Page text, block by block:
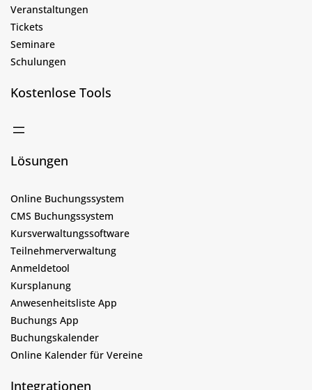
Veranstaltungen
Tickets
Seminare
Schulungen
Kostenlose Tools
Lösungen
Online Buchungssystem
CMS Buchungssystem
Kursverwaltungssoftware
Teilnehmerverwaltung
Anmeldetool
Kursplanung
Anwesenheitsliste App
Buchungs App
Buchungskalender
Online Kalender für Vereine
Integrationen